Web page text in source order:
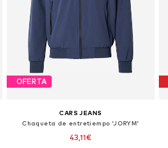
OFERTA
CARS JEANS
Chaqueta de entretiempo 'JORYM'
43,11€